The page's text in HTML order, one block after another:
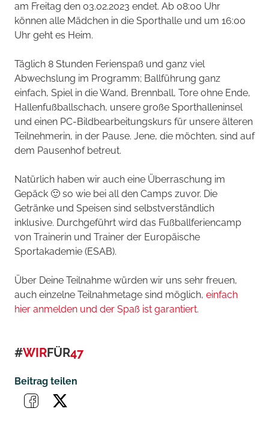
am Freitag den 03.02.2023 endet. Ab 08:00 Uhr
können alle Mädchen in die Sporthalle und um 16:00
Uhr geht es Heim.
Täglich 8 Stunden Ferienspaß und ganz viel
Abwechslung im Programm; Ballführung ganz
einfach, Spiel in die Wand, Brennball, Tore ohne Ende,
Hallenfußballschach, unsere große Sporthalleninsel
und einen PC-Bildbearbeitungskurs für unsere älteren
Teilnehmerin, in der Pause. Jene, die möchten, sind auf
dem Pausenhof betreut.
Natürlich haben wir auch eine Überraschung im
Gepäck 🙂 so wie bei all den Camps zuvor. Die
Getränke und Speisen sind selbstverständlich
inklusive. Durchgeführt wird das Fußballferiencamp
von Trainerin und Trainer der Europäische
Sportakademie (ESAB).
Über Deine Teilnahme würden wir uns sehr freuen,
auch einzelne Teilnahmetage sind möglich, einfach
hier anmelden und der Spaß ist garantiert.
#WIRFÜR47
Beitrag teilen